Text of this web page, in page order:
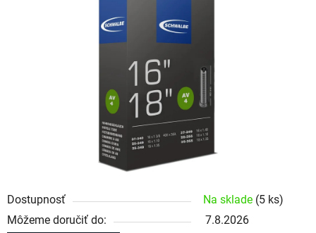
Dostupnosť Na sklade (5 ks)
Môžeme doručiť do:
7.8.2026